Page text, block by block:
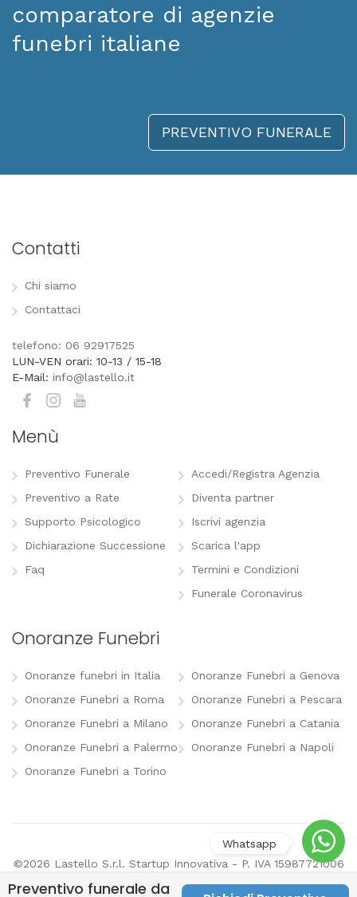
comparatore di agenzie
funebri italiane
PREVENTIVO FUNERALE
Contatti
Chi siamo
Contattaci
telefono: 06 92917525
LUN-VEN orari: 10-13 / 15-18
E-Mail: info@lastello.it
Menù
Preventivo Funerale
Preventivo a Rate
Supporto Psicologico
Dichiarazione Successione
Faq
Accedi/Registra Agenzia
Diventa partner
Iscrivi agenzia
Scarica l'app
Termini e Condizioni
Funerale Coronavirus
Onoranze Funebri
Onoranze funebri in Italia
Onoranze Funebri a Roma
Onoranze Funebri a Milano
Onoranze Funebri a Palermo
Onoranze Funebri a Torino
Onoranze Funebri a Genova
Onoranze Funebri a Pescara
Onoranze Funebri a Catania
Onoranze Funebri a Napoli
©2026 Lastello S.r.l. Startup Innovativa - P. IVA 15987721006
Preventivo funerale da